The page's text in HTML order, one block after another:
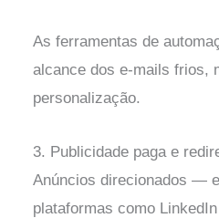
As ferramentas de
alcance dos e-mails frios,
personalização.
3. Publicidade paga e
Anúncios direcionados —
plataformas como